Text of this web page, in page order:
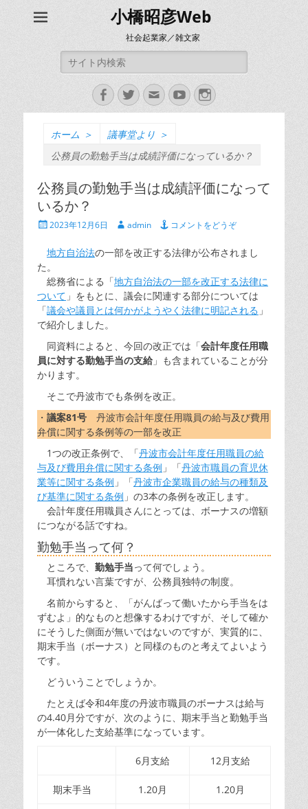
小橋昭彦Web
社会起業家／雑文家
索:
Facebook
Twitter
メ
ー
YouTubeInstagram
ホーム ＞ 議事堂より ＞
公務員の勤勉手当は成績評価になっているか？
公務員の勤勉手当は成績評価になって
いるか？
投 2023年12月6日
投
者
admin コメントをどうぞ
地方自治法の一部を改正する法律が公布されまし
た。
総務省による「地方自治法の一部を改正する法律に
ついて 」をもとに、議会に関連する部分については
「議会や議員とは何かがようやく法律に明記される 」
で紹介しました。
同資料によると、今回の改正では「会計年度任用職
員に対する勤勉手当の支給 」も含まれていることが分
かります。
そこで丹波市でも条例を改正。
・ 議案81号 丹波市会計年度任用職員の給与及び費用
弁償に関する条例等の一部を改正
1つの改正条例で、「丹波市会計年度任用職員の給
与及び費用弁償に関する条例 」「丹波市職員の育児休
業等に関する条例 」「丹波市企業職員の給与の種類及
び基準に関する条例 」の3本の条例を改正します。
会計年度任用職員さんにとっては、ボーナスの増額
につながる話ですね。
勤勉手当って何？
ところで、 勤勉手当って何でしょう。
耳慣れない言葉ですが、公務員独特の制度。
名前からすると、「がんばって働いたから手当をは
ずむよ」的なものと想像するわけですが、そして確か
にそうした側面が無いではないのですが、実質的に、
期末手当（ボーナス）と同様のものと考えてよいよう
です。
どういうことでしょうか。
たとえば令和4年度の丹波市職員のボーナスは給与
の4.40月分ですが、次のように、期末手当と勤勉手当
が一体化した支給基準になっています。
6月支給 12月支給
期末手当 1.20月 1.20月